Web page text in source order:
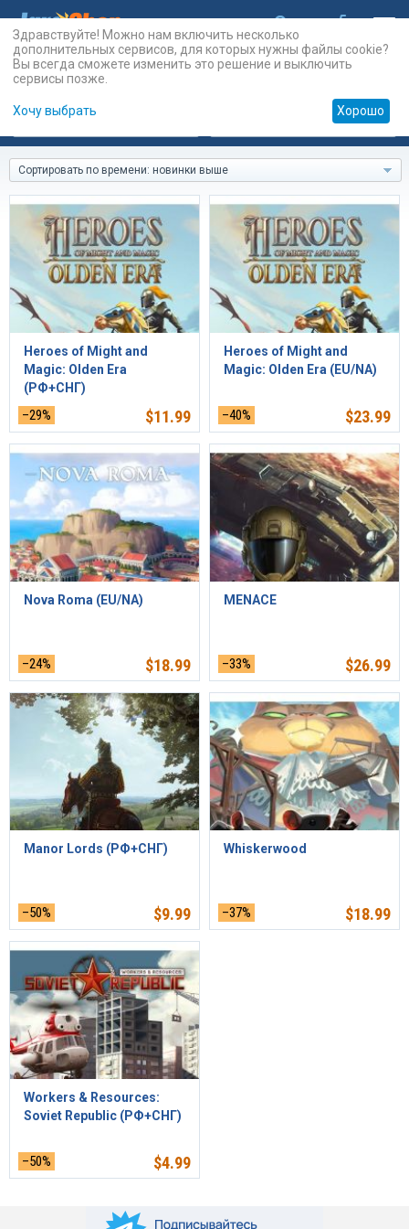
Карты Prepaid
Сортировать по времени: новинки выше
Heroes of Might and
Magic: Olden Era
(РФ+СНГ)
–29% $11.99
Heroes of Might and
Magic: Olden Era (EU/NA)
–40% $23.99
Nova Roma (EU/NA)
–24% $18.99
MENACE
–33% $26.99
Manor Lords (РФ+СНГ)
–50% $9.99
Whiskerwood
–37% $18.99
Workers & Resources:
Soviet Republic (РФ+СНГ)
–50% $4.99
Здравствуйте! Можно нам включить несколько
дополнительных сервисов, для которых нужны файлы cookie?
Вы всегда сможете изменить это решение и выключить
сервисы позже.
Хочу выбрать Хорошо